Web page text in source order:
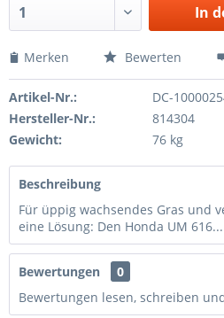
In
Merken Bewerten
Artikel-Nr.:
DC-
Hersteller-Nr.:
814304
Gewicht:
76 kg
Beschreibung
Für üppig wachsendes Gras und
eine Lösung: Den Honda UM 616...
Bewertungen
0
Bewertungen lesen, schreiben